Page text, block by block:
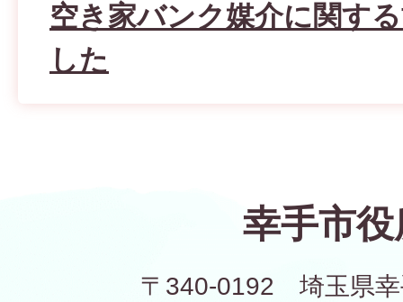
空き家バンク媒介に関す
した
幸手市役
〒340-0192 埼玉県幸